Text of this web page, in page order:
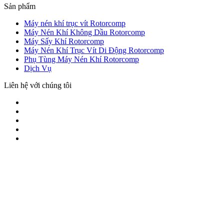
Sản phẩm
Máy nén khí trục vít Rotorcomp
Máy Nén Khí Không Dầu Rotorcomp
Máy Sấy Khí Rotorcomp
Máy Nén Khí Trục Vít Di Động Rotorcomp
Phụ Tùng Máy Nén Khí Rotorcomp
Dịch Vụ
Liên hệ với chúng tôi